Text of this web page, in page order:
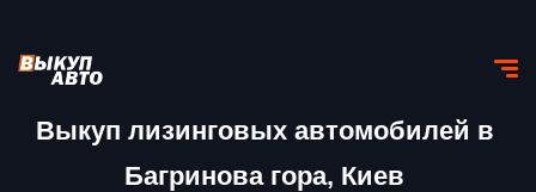
Выкуп лизинговых автомобилей в
Багринова гора, Киев